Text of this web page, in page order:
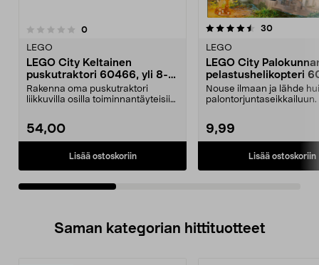
0arvostelut
LEGO
LEGO City Keltainen
puskutraktori 60466, yli 8-
vuotiaille
Rakenna oma puskutraktori
liikkuvilla osilla toiminnantäyteisiin
54,00
Lisää ostoskoriin
4.5viidestä
30arvostelut
LEGO
LEGO City
pelastushelikopteri
5-vuotiaille
Nouse ilmaan ja lähde
palontorjuntaseikkailuun.
9,99
Lisää ostoskoriin
4.5viidestä
Saman kategorian hittituotteet